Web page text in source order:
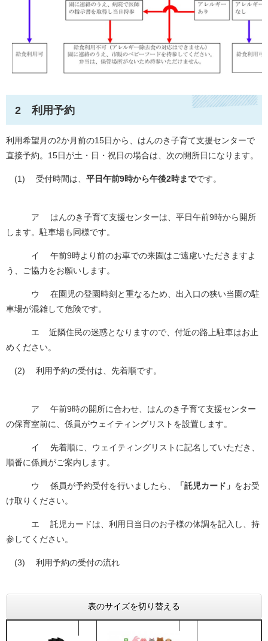
2 利用予約
利用希望月の2か月前の15日から、はんのき子育て支援センターで
直接予約。15日が土・日・祝日の場合は、次の開所日になります。
(1) 受付時間は、 平日午前9時から午後2時までです。
ア はんのき子育て支援センターは、平日午前9時から開所
します。駐車場も同様です。
イ 午前9時より前のお車での来園はご遠慮いただきますよ
う、ご協力をお願いします。
ウ 在園児の登園時刻と重なるため、出入口の狭い当園の駐
車場が混雑して危険です。
エ 近隣住民の迷惑となりますので、付近の路上駐車はお止
めください。
(2) 利用予約の受付は、先着順です。
ア 午前9時の開所に合わせ、はんのき子育て支援センター
の保育室前に、係員がウェイティングリストを設置します。
イ 先着順に、ウェイティングリストに記名していただき、
順番に係員がご案内します。
ウ 係員が予約受付を行いましたら、 「託児カード」 をお受
け取りください。
エ 託児カードは、利用日当日のお子様の体調を記入し、持
参してください。
(3) 利用予約の受付の流れ
表のサイズを切り替える